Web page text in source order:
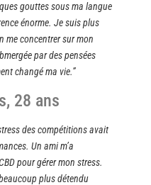
gouttes sous ma langue
énorme. Je suis plus
me concentrer sur mon
par des pensées
changé ma vie.”
28 ans
des compétitions avait
Un ami m’a
pour gérer mon stress.
plus détendu